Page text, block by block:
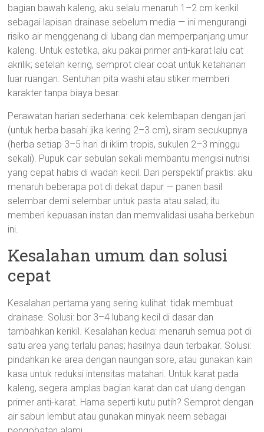
bagian bawah kaleng, aku selalu menaruh 1–2 cm kerikil
sebagai lapisan drainase sebelum media — ini mengurangi
risiko air menggenang di lubang dan memperpanjang umur
kaleng. Untuk estetika, aku pakai primer anti-karat lalu cat
akrilik; setelah kering, semprot clear coat untuk ketahanan
luar ruangan. Sentuhan pita washi atau stiker memberi
karakter tanpa biaya besar.
Perawatan harian sederhana: cek kelembapan dengan jari
(untuk herba basahi jika kering 2–3 cm), siram secukupnya
(herba setiap 3–5 hari di iklim tropis, sukulen 2–3 minggu
sekali). Pupuk cair sebulan sekali membantu mengisi nutrisi
yang cepat habis di wadah kecil. Dari perspektif praktis: aku
menaruh beberapa pot di dekat dapur — panen basil
selembar demi selembar untuk pasta atau salad; itu
memberi kepuasan instan dan memvalidasi usaha berkebun
ini.
Kesalahan umum dan solusi
cepat
Kesalahan pertama yang sering kulihat: tidak membuat
drainase. Solusi: bor 3–4 lubang kecil di dasar dan
tambahkan kerikil. Kesalahan kedua: menaruh semua pot di
satu area yang terlalu panas; hasilnya daun terbakar. Solusi:
pindahkan ke area dengan naungan sore, atau gunakan kain
kasa untuk reduksi intensitas matahari. Untuk karat pada
kaleng, segera amplas bagian karat dan cat ulang dengan
primer anti-karat. Hama seperti kutu putih? Semprot dengan
air sabun lembut atau gunakan minyak neem sebagai